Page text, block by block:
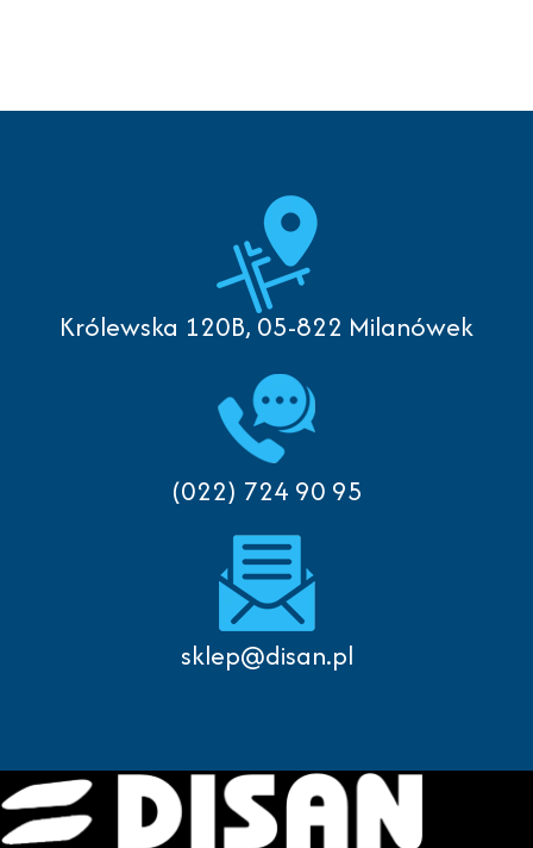
Królewska 120B, 05-822 Milanówek
(022) 724 90 95
sklep@disan.pl